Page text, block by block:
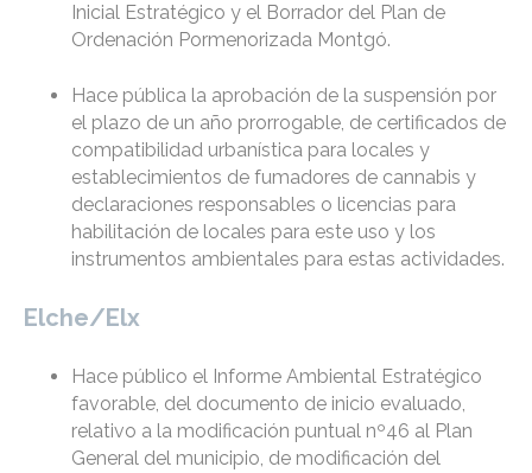
Inicial Estratégico y el Borrador del Plan de
Ordenación Pormenorizada Montgó.
Hace pública la aprobación de la suspensión por
el plazo de un año prorrogable, de certificados de
compatibilidad urbanística para locales y
establecimientos de fumadores de cannabis y
declaraciones responsables o licencias para
habilitación de locales para este uso y los
instrumentos ambientales para estas actividades.
Elche/Elx
Hace público el Informe Ambiental Estratégico
favorable, del documento de inicio evaluado,
relativo a la modificación puntual nº46 al Plan
General del municipio, de modificación del